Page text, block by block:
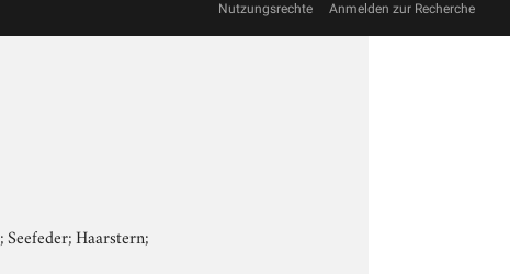
Nutzungsrechte Anmelden zur Recherche
Haarstern;